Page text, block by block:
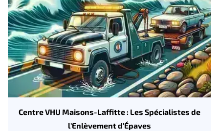
Centre VHU Maisons-Laffitte : Les Spécialistes de
l'Enlèvement d'Épaves